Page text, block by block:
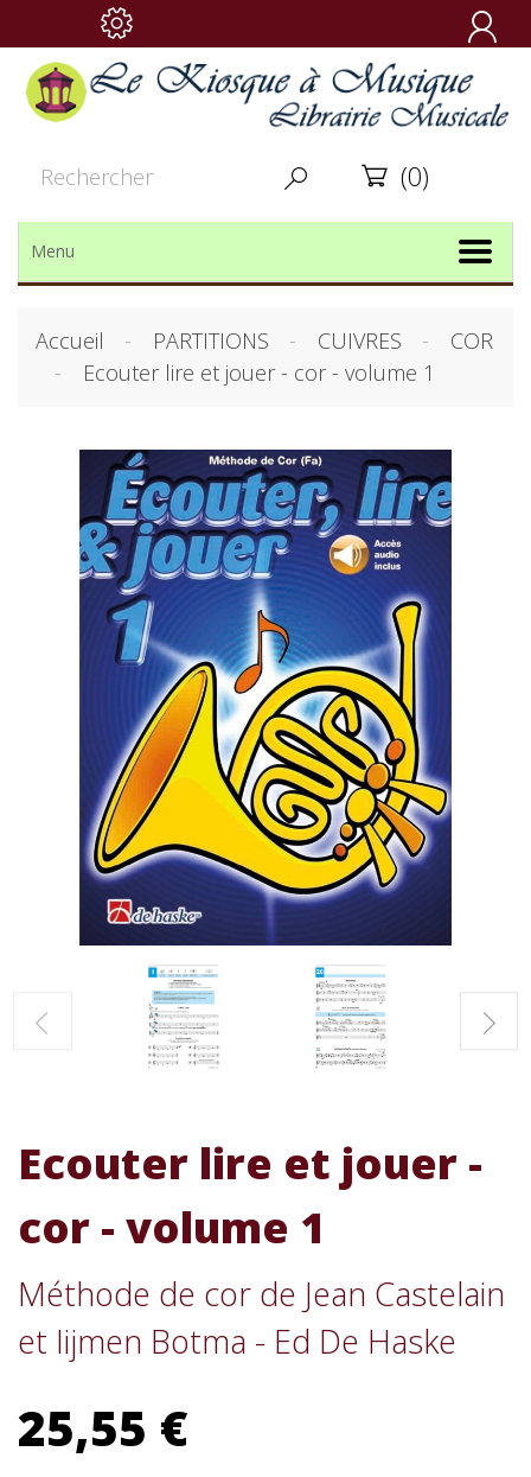

  (0)
Menu
Accueil PARTITIONS CUIVRES
COR
Ecouter lire et jouer - cor - volume 1
Ecouter lire et jouer -
cor - volume 1
Méthode de cor de Jean Castelain
et Iijmen Botma - Ed De Haske
25,55 €